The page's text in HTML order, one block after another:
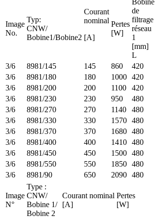
Image
No.
Typ:
CNW/
Bobine1/Bobine2
Courant
nominal
[A]
Pertes
[W]
de
filtrage
réseau
1
[mm]
L
3/6
8981/145 145 860 420
3/6
8981/180 180 1000 420
3/6
8981/200 200 1100 420
3/6
8981/230 230 950 480
3/6
8981/270 270 1140 480
3/6
8981/330 330 1570 480
3/6
8981/370 370 1680 480
3/6
8981/400 400 1410 480
3/6
8981/450 450 1500 480
3/6
8981/550 550 1850 480
3/6
8981/90 650 2090 480
Image
N°
Type :
CNW/
Bobine 1/
Bobine 2
Courant nominal
[A]
Pertes
[W]